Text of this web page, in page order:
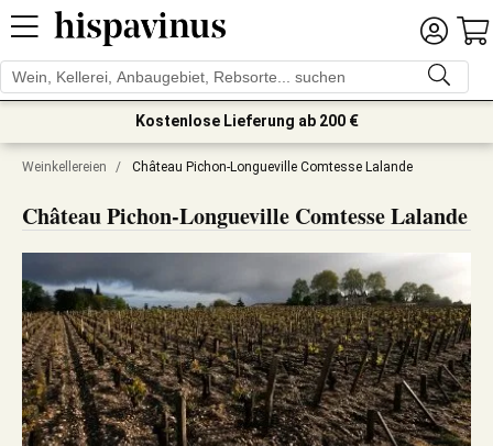
Kostenlose Lieferung ab 200 €
Weinkellereien / Château Pichon-Longueville Comtesse Lalande
Château Pichon-Longueville Comtesse Lalande